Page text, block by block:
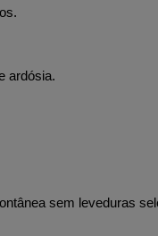
ardósia.
sem leveduras